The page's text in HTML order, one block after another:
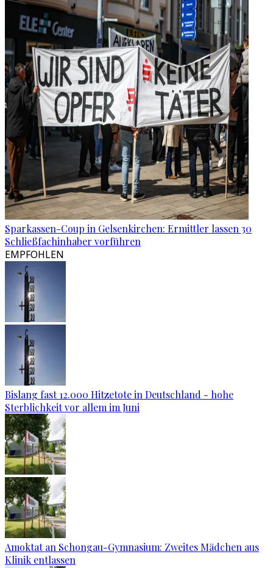
Sparkassen-Coup in Gelsenkirchen: Ermittler lassen 30
Schließfachinhaber vorführen
EMPFOHLEN
Bislang fast 12.000 Hitzetote in Deutschland - hohe
Sterblichkeit vor allem im Juni
Amoktat an Schongau-Gymnasium: Zweites Mädchen aus
Klinik entlassen